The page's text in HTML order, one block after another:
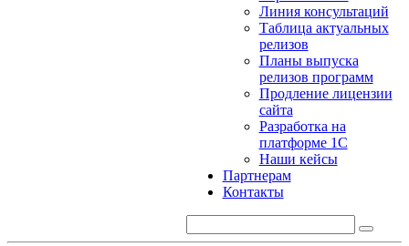
Линия консультаций
Таблица актуальных
релизов
Планы выпуска
релизов программ
Продление лицензии
сайта
Разработка на
платформе 1С
Наши кейсы
Партнерам
Контакты